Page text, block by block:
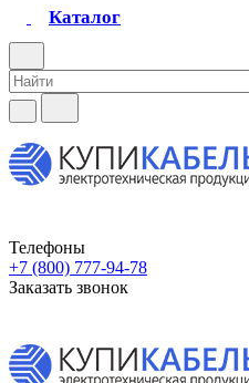
Каталог
Телефоны
+7 (800) 777-94-78
Заказать звонок